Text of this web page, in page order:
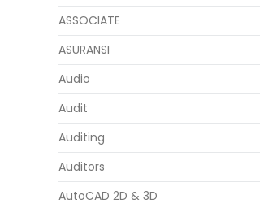
ASSOCIATE
ASURANSI
Audio
Audit
Auditing
Auditors
AutoCAD 2D & 3D